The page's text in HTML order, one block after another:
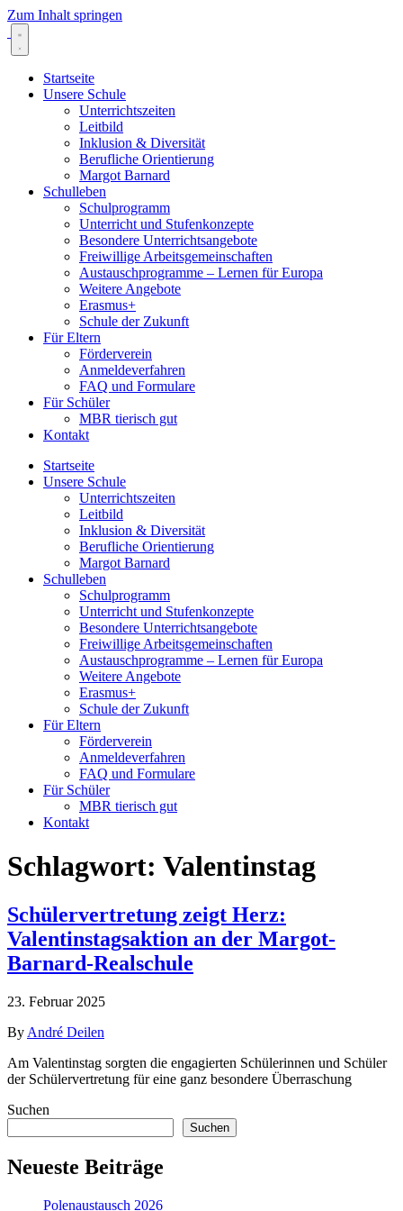
Zum Inhalt springen
Startseite
Unsere Schule
Unterrichtszeiten
Leitbild
Inklusion & Diversität
Berufliche Orientierung
Margot Barnard
Schulleben
Schulprogramm
Unterricht und Stufenkonzepte
Besondere Unterrichtsangebote
Freiwillige Arbeitsgemeinschaften
Austauschprogramme – Lernen für Europa
Weitere Angebote
Erasmus+
Schule der Zukunft
Für Eltern
Förderverein
Anmeldeverfahren
FAQ und Formulare
Für Schüler
MBR tierisch gut
Kontakt
Startseite
Unsere Schule
Unterrichtszeiten
Leitbild
Inklusion & Diversität
Berufliche Orientierung
Margot Barnard
Schulleben
Schulprogramm
Unterricht und Stufenkonzepte
Besondere Unterrichtsangebote
Freiwillige Arbeitsgemeinschaften
Austauschprogramme – Lernen für Europa
Weitere Angebote
Erasmus+
Schule der Zukunft
Für Eltern
Förderverein
Anmeldeverfahren
FAQ und Formulare
Für Schüler
MBR tierisch gut
Kontakt
Schlagwort: Valentinstag
Schülervertretung zeigt Herz:
Valentinstagsaktion an der Margot-
Barnard-Realschule
23. Februar 2025
By André Deilen
Am Valentinstag sorgten die engagierten Schülerinnen und Schüler
der Schülervertretung für eine ganz besondere Überraschung
Suchen
Suchen
Neueste Beiträge
Polenaustausch 2026